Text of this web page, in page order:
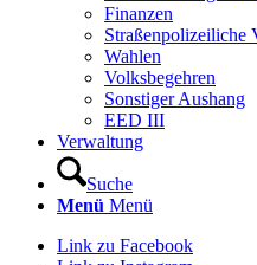
Finanzen
Straßenpolizeiliche
Wahlen
Volksbegehren
Sonstiger Aushang
EED III
Verwaltung
Suche
Menü Menü
Link zu Facebook